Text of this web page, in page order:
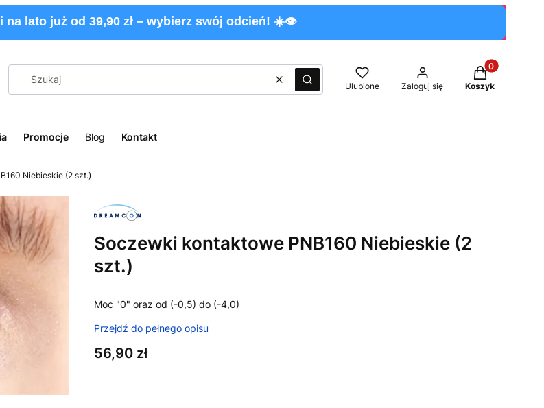
na lato już od 39,90 zł – wybierz swój odcień! ☀️👁️
WyczyśćSzukaj Ulubione Zaloguj się
Produkty w
Koszyk
Promocje Blog Kontakt
Niebieskie (2 szt.)
Soczewki kontaktowe PNB160 Niebieskie (2
szt.)
Moc "0" oraz od (-0,5) do (-4,0)
Przejdź do pełnego opisu
Cena
56,90 zł